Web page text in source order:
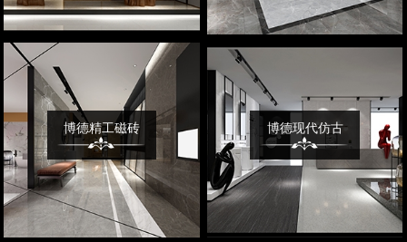
博德精工磁砖 博德现代仿古